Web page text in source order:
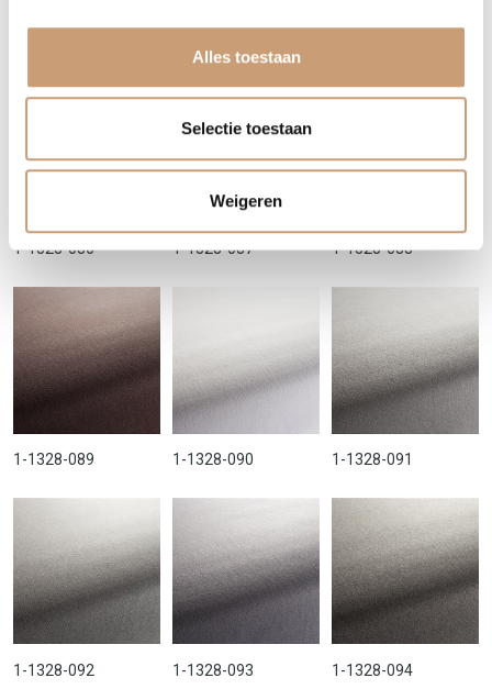
Alles toestaan
Selectie toestaan
Weigeren
1-1328-086 1-1328-087 1-1328-088
1-1328-089 1-1328-090 1-1328-091
1-1328-092 1-1328-093 1-1328-094